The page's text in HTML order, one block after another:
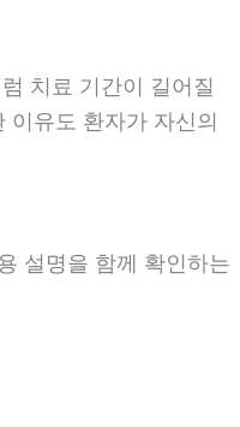
치료 기간이 길어질
이유도 환자가 자신의
설명을 함께 확인하는